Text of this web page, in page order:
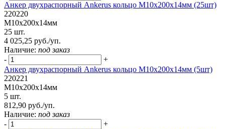
Анкер двухраспорный Ankerus кольцо М10х200х14мм (25шт)
220220
М10х200х14мм
25 шт.
4 025,25 руб./уп.
Наличие: под заказ
-
+
Анкер двухраспорный Ankerus кольцо М10х200х14мм (5шт)
220221
М10х200х14мм
5 шт.
812,90 руб./уп.
Наличие: под заказ
-
+